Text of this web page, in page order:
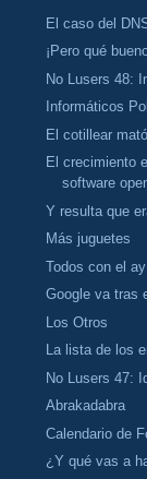
El caso del
¡Pero qué
No Lusers 48:
Informáticos
El cotillear
El crecimiento
software
Y resulta que
Más juguetes
Todos con el
Google va tras
Los Otros
La lista de los
No Lusers 47:
Abrakadabra
Calendario de
¿Y qué vas a